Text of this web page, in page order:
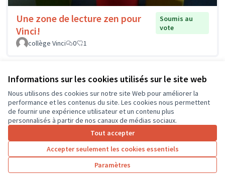
Informations sur les cookies utilisés sur le site web
Nous utilisons des cookies sur notre site Web pour améliorer la
performance et les contenus du site. Les cookies nous permettent
de fournir une expérience utilisateur et un contenu plus
personnalisés à partir de nos canaux de médias sociaux.
Tout accepter
Accepter seulement les cookies essentiels
Paramètres
Une zone de lecture zen pour
Vinci!
Soumis au
vote
collège Vinci
0 1